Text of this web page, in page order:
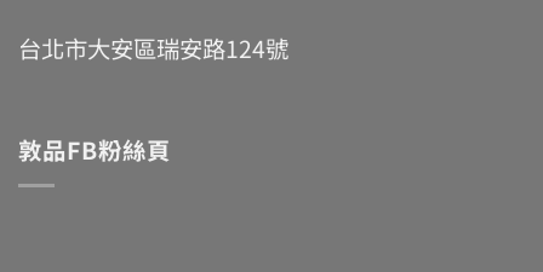
台北市大安區瑞安路124號
敦品FB粉絲頁